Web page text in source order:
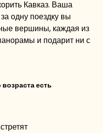
Кавказ. Ваша
одну поездку вы
вершины, каждая из
и подарит ни с
есть